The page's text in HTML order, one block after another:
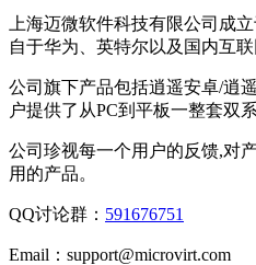
上海迈微软件科技有限公司成
自于华为、英特尔以及国内互联
公司旗下产品包括逍遥安卓/逍
户提供了从PC到平板一整套双
公司珍视每一个用户的反馈,对
用的产品。
QQ讨论群： 591676751
Email： support@microvirt.com